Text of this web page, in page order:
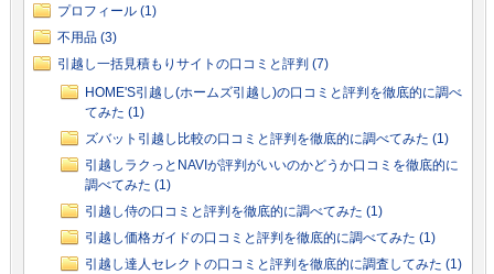
プロフィール (1)
不用品 (3)
引越し一括見積もりサイトの口コミと評判 (7)
HOME'S引越し(ホームズ引越し)の口コミと評判を徹底的に調べ
てみた (1)
ズバット引越し比較の口コミと評判を徹底的に調べてみた (1)
引越しラクっとNAVIが評判がいいのかどうか口コミを徹底的に
調べてみた (1)
引越し侍の口コミと評判を徹底的に調べてみた (1)
引越し価格ガイドの口コミと評判を徹底的に調べてみた (1)
引越し達人セレクトの口コミと評判を徹底的に調査してみた (1)